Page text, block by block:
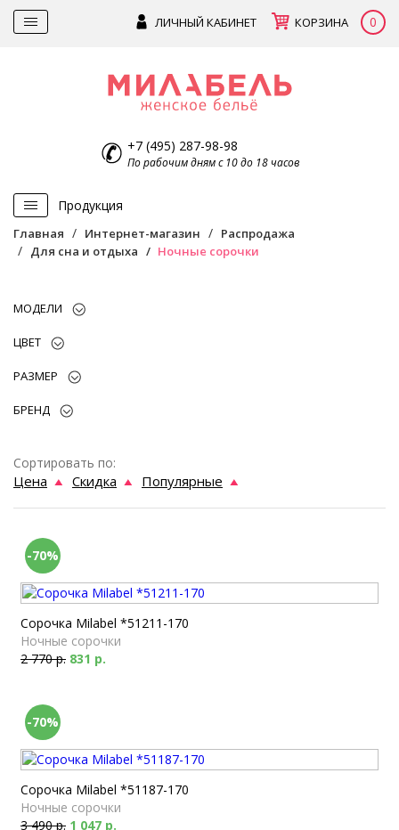
ЛИЧНЫЙ КАБИНЕТ КОРЗИНА 0
+7 (495) 287-98-98
По рабочим дням с 10 до 18 часов
Продукция
Главная Интернет-магазин
Распродажа
Для сна и отдыха
Ночные сорочки
МОДЕЛИ
ЦВЕТ
РАЗМЕР
БРЕНД
Сортировать по:
Цена Скидка Популярные
-70%
Сорочка Milabel *51211-170
Ночные сорочки
2 770 р. 831 р.
-70%
Сорочка Milabel *51187-170
Ночные сорочки
3 490 р. 1 047 р.